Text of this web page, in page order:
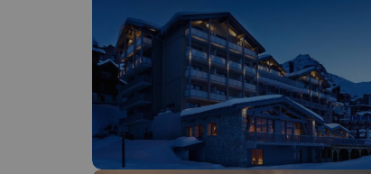
Oops, não encontramos nenhum